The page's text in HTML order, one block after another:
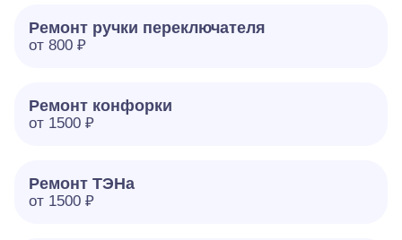
Ремонт ручки переключателя
от 800 ₽
Ремонт конфорки
от 1500 ₽
Ремонт ТЭНа
от 1500 ₽